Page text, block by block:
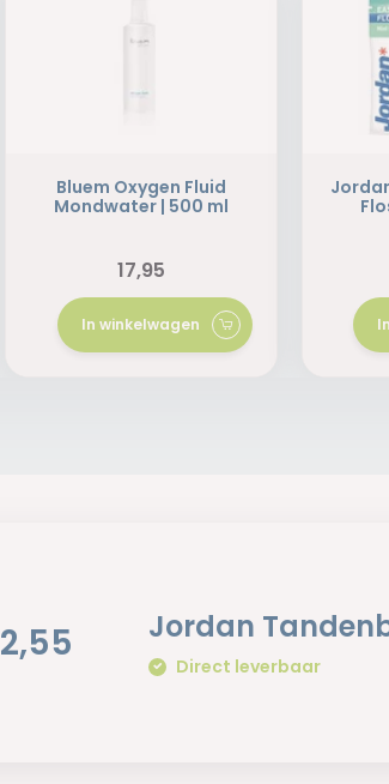
Bluem Oxygen Fluid
Mondwater | 500 ml
17,95
In winkelwagen
2,55 Jordan
Direct leverbaar